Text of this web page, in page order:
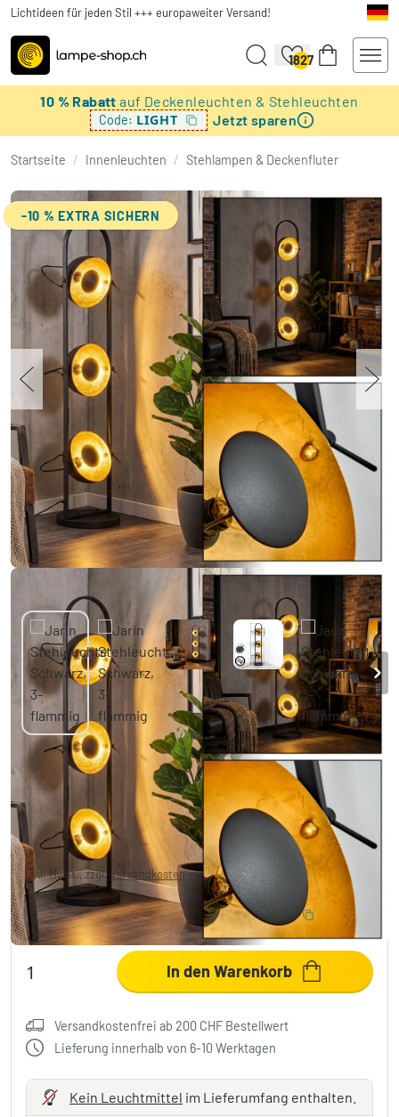
Lichtideen für jeden Stil +++ europaweiter Versand!
1827
10 % Rabattauf Deckenleuchten & Stehleuchten
Code: LIGHT Jetzt sparen
Startseite / Innenleuchten / Stehlampen & Deckenfluter
-10 % EXTRA SICHERN
Jarin Stehleuchte Schwarz, 3-flammig
-15% CHF 188.95
Sie sparenCHF 35.00 UVP: CHF 223.95
inkl. MwSt., zzgl. Versandkosten
10% RABATT EXTRA Code: LIGHT
In den Warenkorb
Versandkostenfrei ab 200 CHF Bestellwert
Lieferung innerhalb von 6-10 Werktagen
Kein Leuchtmittel im Lieferumfang enthalten.